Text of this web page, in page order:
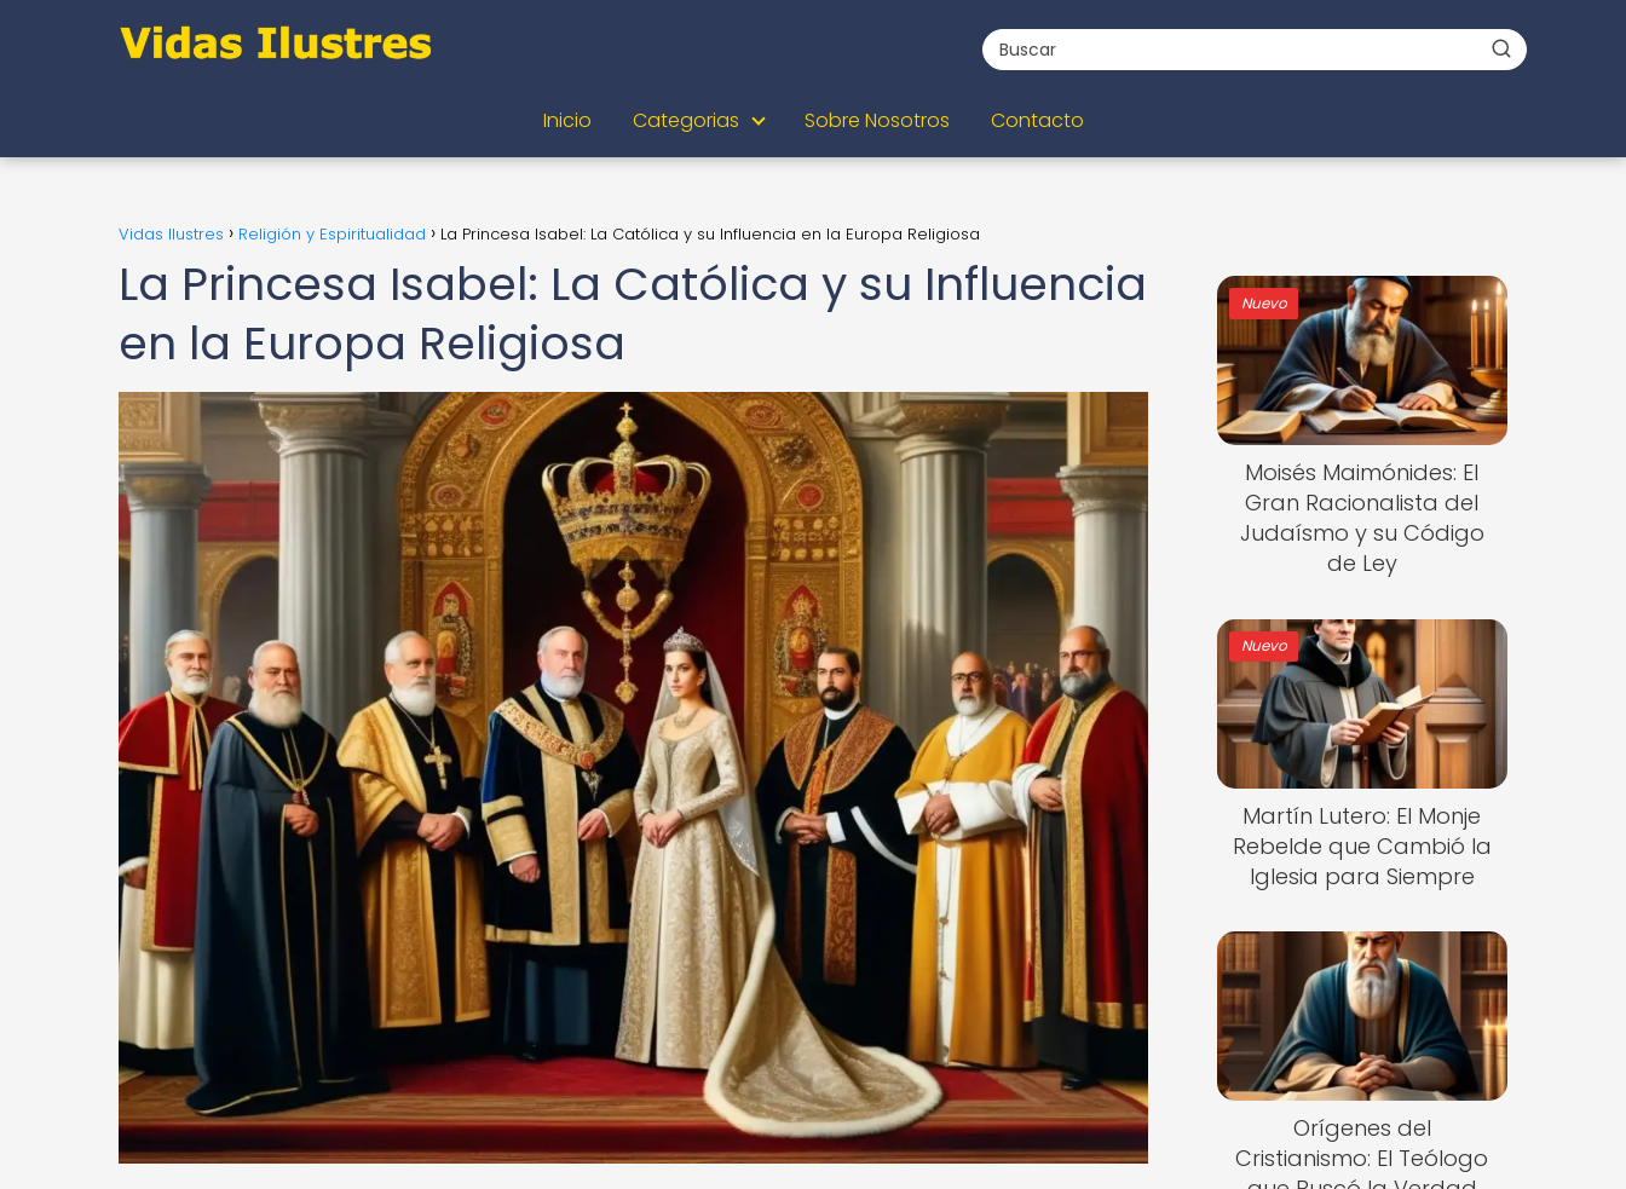
Inicio Categorias Sobre Nosotros Contacto
Vidas Ilustres Religión y Espiritualidad La Princesa Isabel: La Católica y su Influencia en la Europa Religiosa
La Princesa Isabel: La Católica y su Influencia
en la Europa Religiosa
Nuevo
Moisés Maimónides: El
Gran Racionalista del
Judaísmo y su Código
de Ley
Nuevo
Martín Lutero: El Monje
Rebelde que Cambió la
Iglesia para Siempre
Orígenes del
Cristianismo: El Teólogo